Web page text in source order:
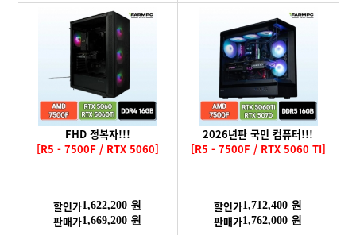
FHD 정복자!!!
[R5 - 7500F / RTX 5060]
할인가1,622,200 원
판매가1,669,200 원
2026년판 국민 컴퓨터!!!
[R5 - 7500F / RTX 5060 TI]
할인가1,712,400 원
판매가1,762,000 원